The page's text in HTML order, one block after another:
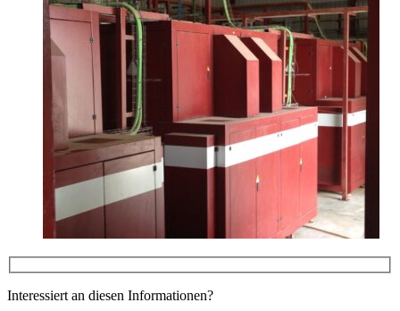
Interessiert an diesen Informationen?